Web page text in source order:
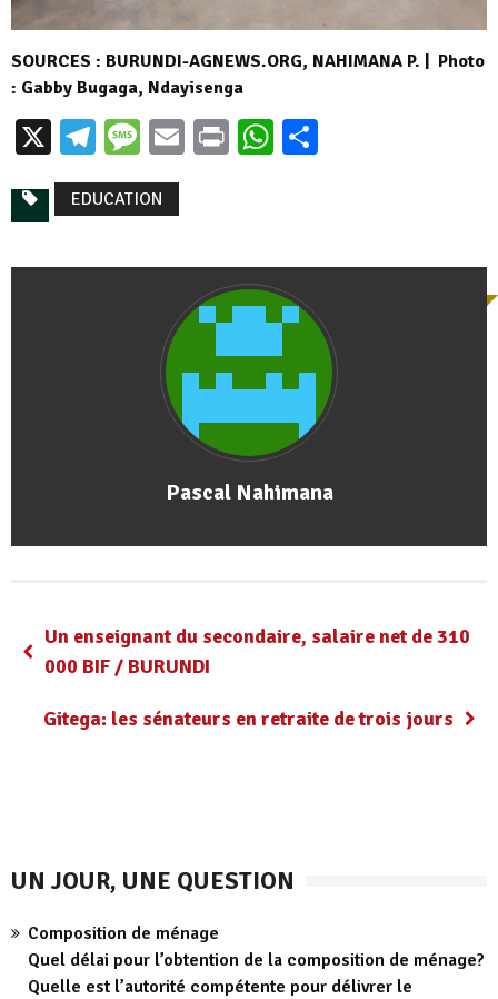
SOURCES : BURUNDI-AGNEWS.ORG, NAHIMANA P. | Photo
: Gabby Bugaga, Ndayisenga
X Telegram
Message
EmailPrintWhatsApp
EDUCATION
Pascal Nahimana
Un enseignant du secondaire, salaire net de 310
000 BIF / BURUNDI
Gitega: les sénateurs en retraite de trois jours
UN JOUR, UNE QUESTION
Composition de ménage
Quel délai pour l’obtention de la composition de ménage?
Quelle est l’autorité compétente pour délivrer le